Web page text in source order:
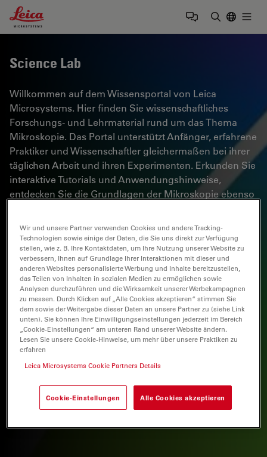
Leica Microsystems Logo
Science Lab
Willkommen auf dem Wissensportal von Leica
Microsystems. Hier finden Sie wissenschaftliches
Forschungs- und Lehrmaterial rund um das Thema
Mikroskopie. Das Portal unterstützt Anfänger, erfahrene
Praktiker und Wissenschaftler gleichermaßen bei ihrer
täglichen Arbeit und ihren Experimenten. Erkunden Sie
interaktive Tutorials und Anwendungshinweise,
entdecken Sie die Grundlagen der Mikroskopie ebenso
Wir und unsere Partner verwenden Cookies und andere Tracking-
Technologien sowie einige der Daten, die Sie uns direkt zur Verfügung
stellen, wie z. B. Ihre Kontaktdaten, um Ihre Nutzung unserer Website zu
verbessern, Ihnen auf Grundlage Ihrer Interaktionen mit dieser und
anderen Websites personalisierte Werbung und Inhalte bereitzustellen,
das Teilen von Inhalten in sozialen Medien zu ermöglichen sowie
Analysen durchzuführen und die Wirksamkeit unserer Werbekampagnen
zu messen. Durch Klicken auf „Alle Cookies akzeptieren“ stimmen Sie
dem sowie der Weitergabe dieser Daten an unsere Partner zu (siehe Link
unten). Sie können Ihre Einwilligungseinstellungen jederzeit im Bereich
„Cookie-Einstellungen“ am unteren Rand unserer Website ändern.
Lesen Sie unsere Cookie-Hinweise, um mehr über unsere Praktiken zu
erfahren
Leica Microsystems Cookie Partners Details
Cookie-Einstellungen Alle Cookies akzeptieren